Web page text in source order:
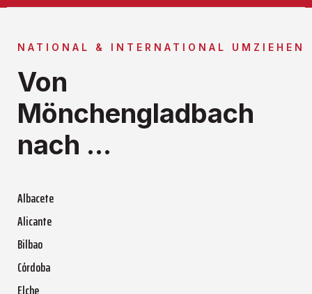
NATIONAL & INTERNATIONAL UMZIEHEN
Von
Mönchengladbach
nach ...
Albacete
Alicante
Bilbao
Córdoba